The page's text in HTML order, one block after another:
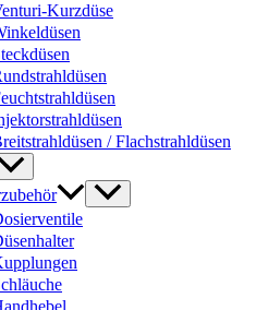
Kurzdüse
/ Flachstrahldüsen